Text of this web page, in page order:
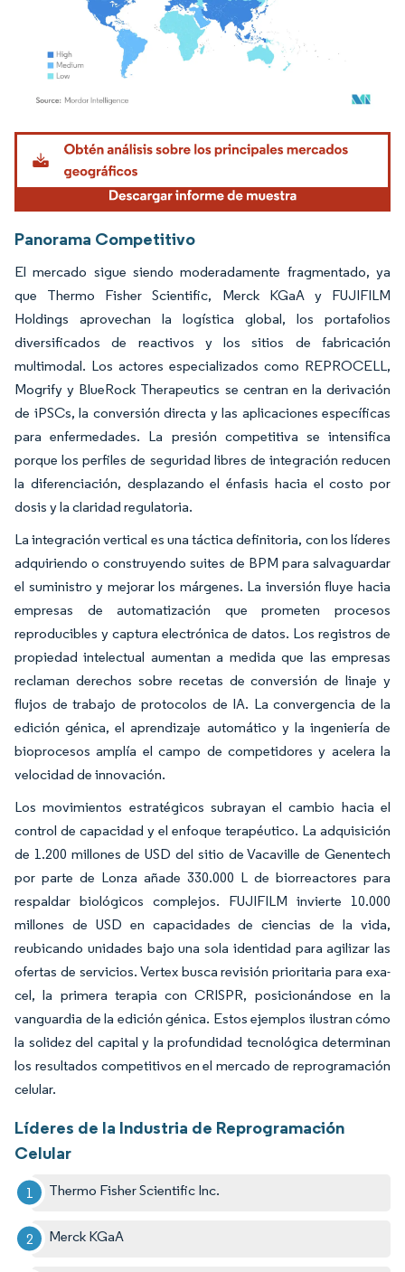
Imagen © Mordor Intelligence. El uso requiere atribución según CC BY 4.0.
Panorama Competitivo
El mercado sigue siendo moderadamente fragmentado, ya
que Thermo Fisher Scientific, Merck KGaA y FUJIFILM
Holdings aprovechan la logística global, los portafolios
diversificados de reactivos y los sitios de fabricación
multimodal. Los actores especializados como REPROCELL,
Mogrify y BlueRock Therapeutics se centran en la derivación
de iPSCs, la conversión directa y las aplicaciones específicas
para enfermedades. La presión competitiva se intensifica
porque los perfiles de seguridad libres de integración reducen
la diferenciación, desplazando el énfasis hacia el costo por
dosis y la claridad regulatoria.
La integración vertical es una táctica definitoria, con los líderes
adquiriendo o construyendo suites de BPM para salvaguardar
el suministro y mejorar los márgenes. La inversión fluye hacia
empresas de automatización que prometen procesos
reproducibles y captura electrónica de datos. Los registros de
propiedad intelectual aumentan a medida que las empresas
reclaman derechos sobre recetas de conversión de linaje y
flujos de trabajo de protocolos de IA. La convergencia de la
edición génica, el aprendizaje automático y la ingeniería de
bioprocesos amplía el campo de competidores y acelera la
velocidad de innovación.
Los movimientos estratégicos subrayan el cambio hacia el
control de capacidad y el enfoque terapéutico. La adquisición
de 1.200 millones de USD del sitio de Vacaville de Genentech
por parte de Lonza añade 330.000 L de biorreactores para
respaldar biológicos complejos. FUJIFILM invierte 10.000
millones de USD en capacidades de ciencias de la vida,
reubicando unidades bajo una sola identidad para agilizar las
ofertas de servicios. Vertex busca revisión prioritaria para exa-
cel, la primera terapia con CRISPR, posicionándose en la
vanguardia de la edición génica. Estos ejemplos ilustran cómo
la solidez del capital y la profundidad tecnológica determinan
los resultados competitivos en el mercado de reprogramación
celular.
Líderes de la Industria de Reprogramación
Celular
Thermo Fisher Scientific Inc.
Merck KGaA